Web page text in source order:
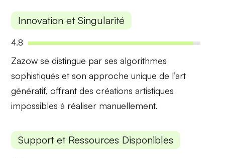
Innovation et Singularité
4.8
Zazow se distingue par sesalgorithmes
sophistiqués et son approche unique de l’art
génératif, offrant descréations artistiques
impossibles à réaliser manuellement.
Support et Ressources Disponibles